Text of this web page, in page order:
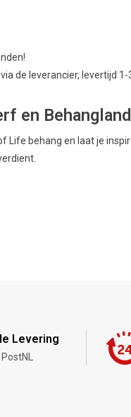
de leverancier, levertijd 1-
en Behangland
Life behang en laat je
Levering